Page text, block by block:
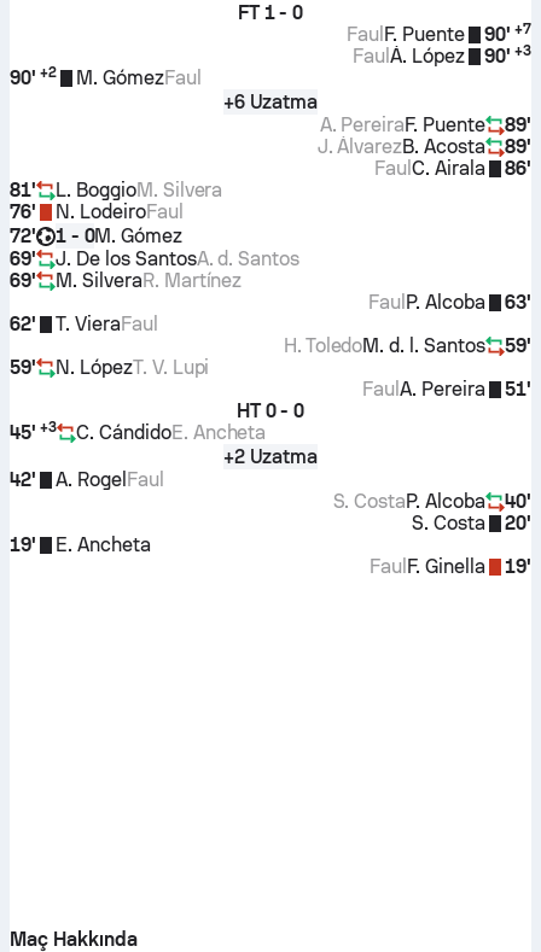
FT 1 - 0
90' +7
F. Puente
Faul
90' +3
Á. López
Faul
90' +2 M. GómezFaul
+6 Uzatma
89'
F. Puente
A. Pereira
89'
B. Acosta
J. Álvarez
86'
C. Airala
Faul
81'
L. BoggioM. Silvera
76'
N. LodeiroFaul
72'
1 - 0M. Gómez
69'
J. De los SantosA. d. Santos
69'
M. SilveraR. Martínez
63'
P. Alcoba
Faul
62'
T. VieraFaul
59'
M. d. l. Santos
H. Toledo
59'
N. LópezT. V. Lupi
51'
A. Pereira
Faul
HT 0 - 0
45' +3 C. CándidoE. Ancheta
+2 Uzatma
42'
A. Rogel Faul
40'
P. Alcoba
S. Costa
20'
S. Costa
19'
E. Ancheta
19'
F. Ginella
Faul
Maç Hakkında